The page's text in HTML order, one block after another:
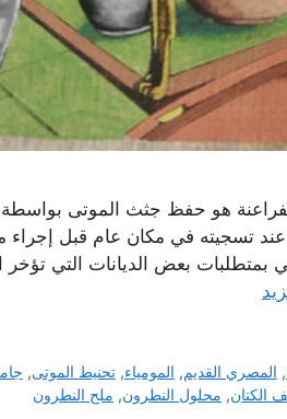
هو حفظ جثث الموتى بواسطة
تسجيته في مكان عام قبل إجراء
بمتطلبات بعض الديانات التي
, المصري القديم, المومياء,تحنيط الموتى,
الكتان, محلول النطرون, ملح النطرون